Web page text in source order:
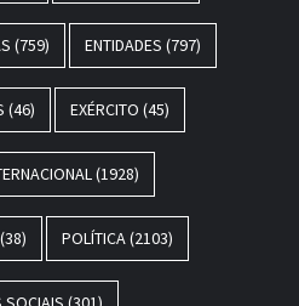
(759) ENTIDADES (797)
(46) EXÉRCITO (45)
(1928)
(38) POLÍTICA(2103)